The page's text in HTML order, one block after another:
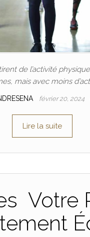
de l’activité
mais avec moins
février 20, 2024
Lire la suite
Votre